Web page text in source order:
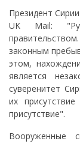
Президент
UK Mail:
законным
этом,
является
суверенитет
их
присутствие".
Вооруженные